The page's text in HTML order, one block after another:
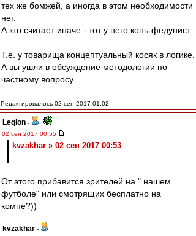
тех же бомжей, а иногда в этом необходимости
нет.
А кто считает иначе - тот у него конь-федунист.
Т.е. у товарища концептуальный косяк в логике.
А вы ушли в обсуждение методологии по
частному вопросу.
Редактировалось 02 сен 2017 01:02
Leqion -
02 сен 2017 00:55
kvzakhar » 02 сен 2017 00:53
От этого прибавится зрителей на " нашем
футболе" или смотрящих бесплатно на
компе?))
kvzakhar -